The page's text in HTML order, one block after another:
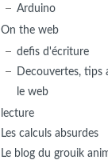
Arduino
On the web
defis d'écriture
Decouvertes, tips
le web
lecture
Les calculs absurdes
Le blog du grouik